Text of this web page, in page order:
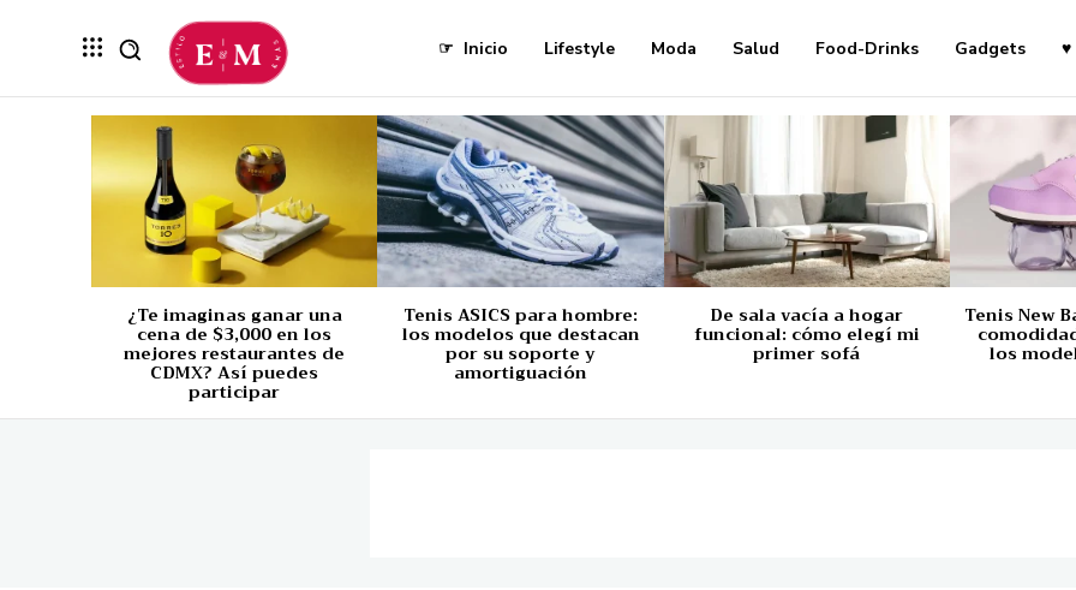
☞ Inicio Lifestyle Moda Salud Food-Drinks Gadgets ♥
¿Te imaginas ganar una
cena de $3,000 en los
mejores restaurantes de
CDMX? Así puedes
participar
Tenis ASICS para hombre:
los modelos que destacan
por su soporte y
amortiguación
De sala vacía a hogar
funcional: cómo elegí mi
primer sofá
Tenis New
los